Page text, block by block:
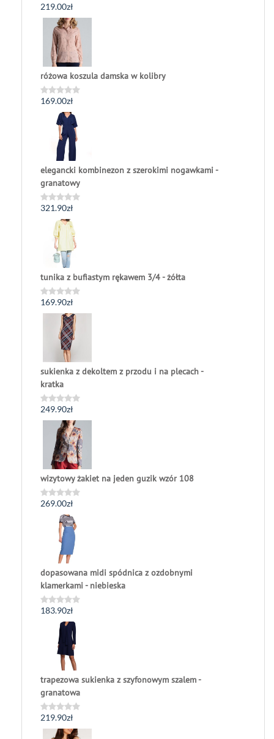
Oceniono
0
219.00zł
różowa koszula damska w kolibry
Oceniono
169.00zł
elegancki kombinezon z szerokimi nogawkami -
granatowy
Oceniono
321.90zł
tunika z bufiastym rękawem 3/4 - żółta
Oceniono
0
169.90zł
sukienka z dekoltem z przodu i na plecach -
kratka
Oceniono
0
249.90zł
wizytowy żakiet na jeden guzik wzór 108
Oceniono
269.00zł
dopasowana midi spódnica z ozdobnymi
klamerkami - niebieska
Oceniono
183.90zł
trapezowa sukienka z szyfonowym szalem -
granatowa
Oceniono
0
219.90zł